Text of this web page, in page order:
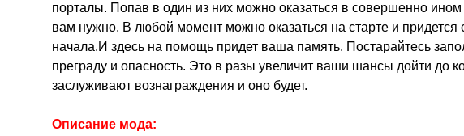
порталы. Попав в один из них можно оказаться в совершенно ином
вам нужно. В любой момент можно оказаться на старте и придется
начала.И здесь на помощь придет ваша память. Постарайтесь
преграду и опасность. Это в разы увеличит ваши шансы дойти до
заслуживают вознаграждения и оно будет.
Описание мода: